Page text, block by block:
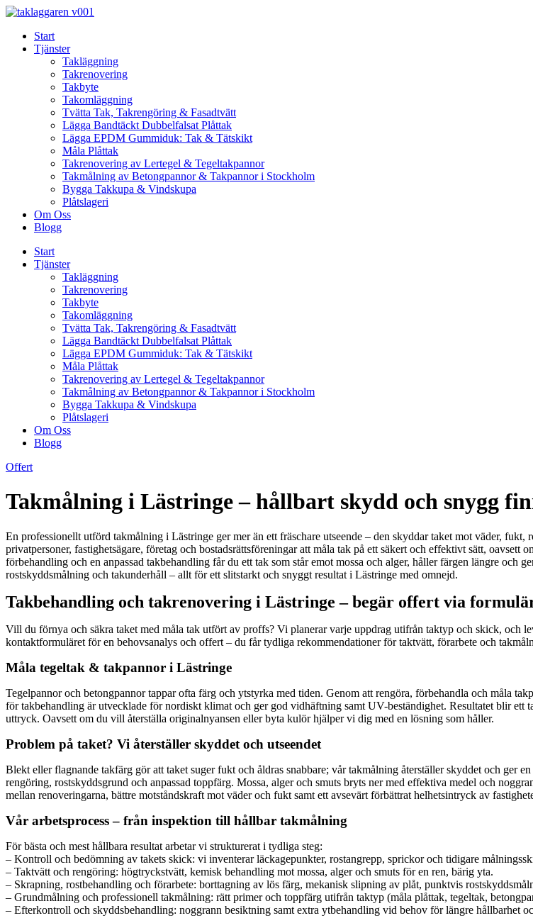
Skip
contentStart
Tjänster
Takläggning
Takrenovering
Takbyte
Takomläggning
Tvätta Tak, Takrengöring & Fasadtvätt
Lägga Bandtäckt Dubbelfalsat Plåttak
Lägga EPDM Gummiduk: Tak & Tätskikt
Måla Plåttak
Takrenovering av Lertegel & Tegeltakpannor
Takmålning av Betongpannor & Takpannor i Stockholm
Bygga Takkupa & Vindskupa
Plåtslageri
Om Oss
Blogg
Start
Tjänster
Takläggning
Takrenovering
Takbyte
Takomläggning
Tvätta Tak, Takrengöring & Fasadtvätt
Lägga Bandtäckt Dubbelfalsat Plåttak
Lägga EPDM Gummiduk: Tak & Tätskikt
Måla Plåttak
Takrenovering av Lertegel & Tegeltakpannor
Takmålning av Betongpannor & Takpannor i Stockholm
Bygga Takkupa & Vindskupa
Plåtslageri
Om Oss
Blogg
Offert
Takmålning i Lästringe – hållbart skydd och snygg
En professionellt utförd takmålning i Lästringe ger mer än ett fräschare utseende – den skyddar taket mot väder,
privatpersoner, fastighetsägare, företag och bostadsrättsföreningar att måla tak på ett säkert och effektivt sätt,
förbehandling och en anpassad takbehandling får du ett tak som står emot mossa och alger, håller färgen längre och
rostskyddsmålning och takunderhåll – allt för ett slitstarkt och snyggt resultat i Lästringe med omnejd.
Takbehandling och takrenovering i Lästringe – begär offert via
Vill du förnya och säkra taket med måla tak utfört av proffs? Vi planerar varje uppdrag utifrån taktyp och skick, och
kontaktformuläret för en behovsanalys och offert – du får tydliga rekommendationer för taktvätt, förarbete och
Måla tegeltak & takpannor i Lästringe
Tegelpannor och betongpannor tappar ofta färg och ytstyrka med tiden. Genom att rengöra, förbehandla och måla
för takbehandling är utvecklade för nordiskt klimat och ger god vidhäftning samt UV-beständighet. Resultatet blir ett
uttryck. Oavsett om du vill återställa originalnyansen eller byta kulör hjälper vi dig med en lösning som håller.
Problem på taket? Vi återställer skyddet och utseendet
Blekt eller flagnande takfärg gör att taket suger fukt och åldras snabbare; vår takmålning återställer skyddet och ger
rengöring, rostskyddsgrund och anpassad toppfärg. Mossa, alger och smuts bryts ner med effektiva medel och
mellan renoveringarna, bättre motståndskraft mot väder och fukt samt ett avsevärt förbättrat helhetsintryck av
Vår arbetsprocess – från inspektion till hållbar takmålning
För bästa och mest hållbara resultat arbetar vi strukturerat i tydliga steg:
– Kontroll och bedömning av takets skick: vi inventerar läckagepunkter, rostangrepp, sprickor och tidigare
– Taktvätt och rengöring: högtryckstvätt, kemisk behandling mot mossa, alger och smuts för en ren, bärig yta.
– Skrapning, rostbehandling och förarbete: borttagning av lös färg, mekanisk slipning av plåt, punktvis
– Grundmålning och professionell takmålning: rätt primer och toppfärg utifrån taktyp (måla plåttak, tegeltak,
– Efterkontroll och skyddsbehandling: noggrann besiktning samt extra ytbehandling vid behov för längre hållbarhet